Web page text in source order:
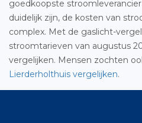
goedkoopste
duidelijk zijn, de kosten van
complex. Met de gaslicht-
stroomtarieven van augustus
vergelijken. Mensen zochten
Lierderholthuis vergelijken.